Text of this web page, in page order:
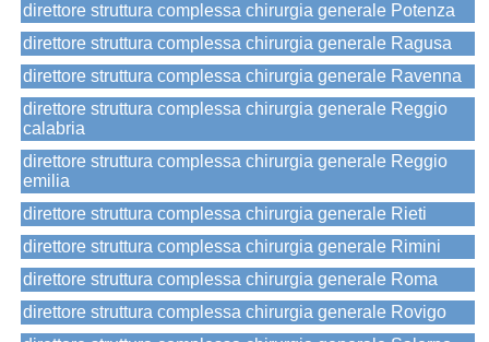
direttore struttura complessa chirurgia generale Potenza
direttore struttura complessa chirurgia generale Ragusa
direttore struttura complessa chirurgia generale Ravenna
direttore struttura complessa chirurgia generale Reggio
calabria
direttore struttura complessa chirurgia generale Reggio
emilia
direttore struttura complessa chirurgia generale Rieti
direttore struttura complessa chirurgia generale Rimini
direttore struttura complessa chirurgia generale Roma
direttore struttura complessa chirurgia generale Rovigo